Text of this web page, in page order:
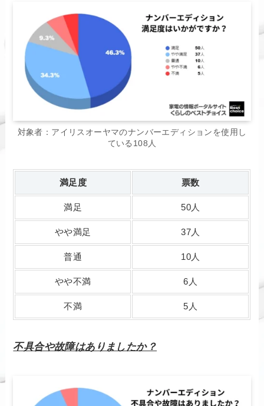
対象者：アイリスオーヤマのナンバーエディションを使用し
ている108人
満足度 票数
満足 50人
やや満足 37人
普通 10人
やや不満 6人
不満 5人
不具合や故障はありましたか？